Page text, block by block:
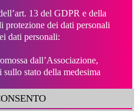
13 del GDPR e della
protezione dei dati personali
dati personali:
dall’Associazione,
stato della medesima